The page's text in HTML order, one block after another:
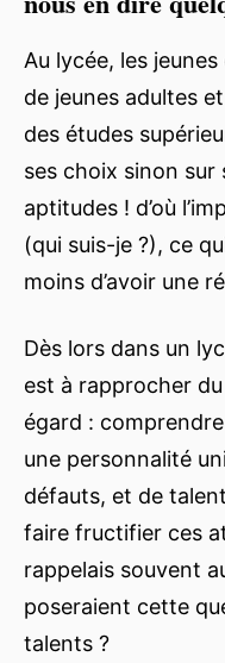
Au lycée, les
de jeunes adultes
des études
ses choix sinon sur
aptitudes ! d’où
(qui suis-je ?), ce
moins d’avoir une
Dès lors dans un
est à rapprocher
égard : comprendre
une personnalité
défauts, et de
faire fructifier ces
rappelais souvent
poseraient cette
talents ?